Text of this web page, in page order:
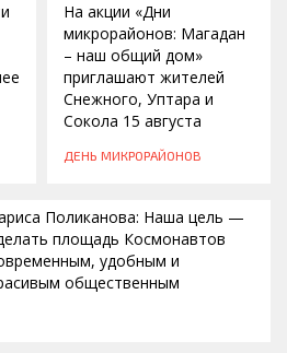
На акции «Дни
микрорайонов: Магадан
– наш общий дом»
приглашают жителей
Снежного, Уптара и
Сокола 15 августа
ДЕНЬ МИКРОРАЙОНОВ
Поликанова: Наша цель —
площадь Космонавтов
удобным и
общественным